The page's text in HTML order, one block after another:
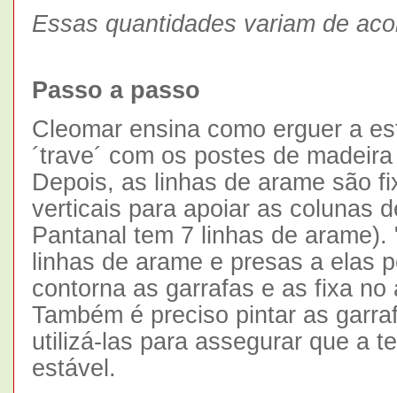
Essas quantidades variam de
Passo a passo
Cleomar ensina como erguer a
´trave´ com os postes de
Depois, as linhas de arame são
verticais para apoiar as colunas
Pantanal tem 7 linhas de
linhas de arame e presas a elas
contorna as garrafas e as fixa
Também é preciso pintar as
utilizá-las para assegurar que a
estável.